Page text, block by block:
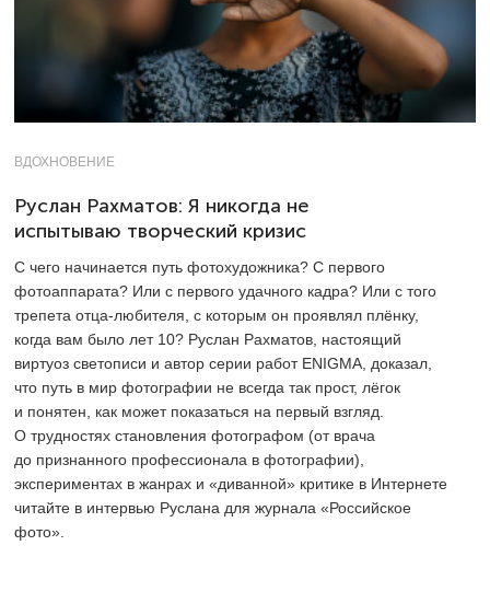
ВДОХНОВЕНИЕ
Руслан Рахматов: Я никогда не
испытываю творческий кризис
С чего начинается путь фотохудожника? С первого
фотоаппарата? Или с первого удачного кадра? Или с того
трепета отца-любителя, с которым он проявлял плёнку,
когда вам было лет 10? Руслан Рахматов, настоящий
виртуоз светописи и автор серии работ ENIGMA, доказал,
что путь в мир фотографии не всегда так прост, лёгок
и понятен, как может показаться на первый взгляд.
О трудностях становления фотографом (от врача
до признанного профессионала в фотографии),
экспериментах в жанрах и «диванной» критике в Интернете
читайте в интервью Руслана для журнала «Российское
фото».